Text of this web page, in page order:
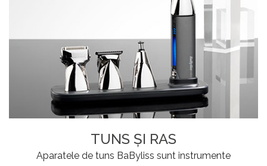
TUNS ȘI RAS
Aparatele de tuns BaByliss sunt instrumente